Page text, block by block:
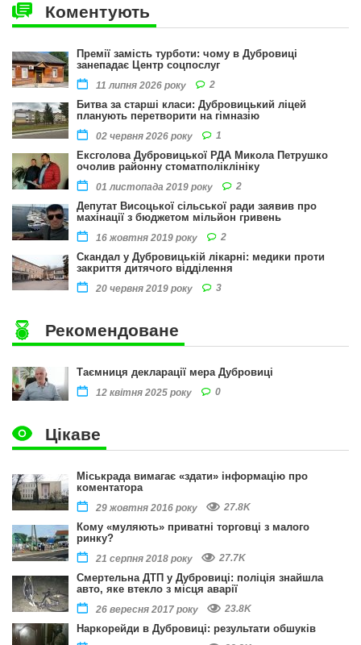
Коментують
Премії замість турботи: чому в Дубровиці
занепадає Центр соцпослуг
11 липня 2026 року 2
Битва за старші класи: Дубровицький ліцей
планують перетворити на гімназію
02 червня 2026 року 1
Ексголова Дубровицької РДА Микола Петрушко
очолив районну стоматполіклініку
01 листопада 2019 року 2
Депутат Висоцької сільської ради заявив про
махінації з бюджетом мільйон гривень
16 жовтня 2019 року 2
Скандал у Дубровицькій лікарні: медики проти
закриття дитячого відділення
20 червня 2019 року 3
Рекомендоване
Таємниця декларації мера Дубровиці
12 квітня 2025 року 0
Цікаве
Міськрада вимагає «здати» інформацію про
коментатора
29 жовтня 2016 року 27.8K
Кому «муляють» приватні торговці з малого
ринку?
21 серпня 2018 року 27.7K
Смертельна ДТП у Дубровиці: поліція знайшла
авто, яке втекло з місця аварії
26 вересня 2017 року 23.8K
Наркорейди в Дубровиці: результати обшуків